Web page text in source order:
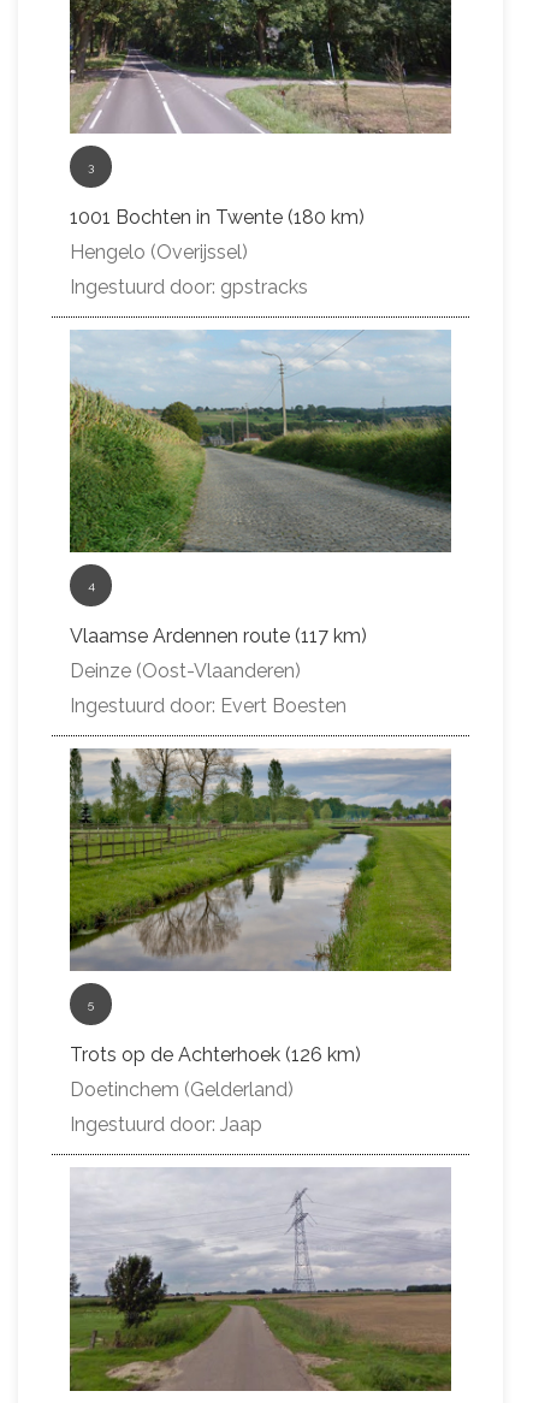
3
1001 Bochten in Twente (180 km)
Hengelo (Overijssel)
Ingestuurd door: gpstracks
4
Vlaamse Ardennen route (117 km)
Deinze (Oost-Vlaanderen)
Ingestuurd door: Evert Boesten
5
Trots op de Achterhoek (126 km)
Doetinchem (Gelderland)
Ingestuurd door: Jaap